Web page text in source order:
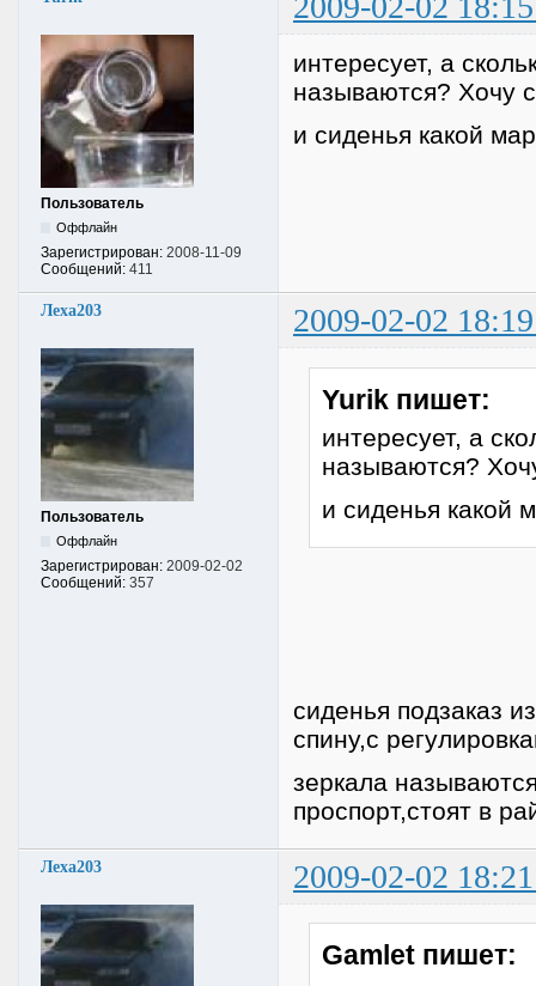
Пользователь
Оффлайн
Зарегистрирован: 2008-11-09
Сообщений: 411
интересует, а
называются? Хочу
и сиденья какой
Леха203 2009-02-02
Пользователь
Оффлайн
Зарегистрирован: 2009-02-02
Сообщений: 357
Yurik пишет:
интересует, а
называются?
и сиденья какой
сиденья подзаказ
спину,с
зеркала
проспорт,стоят в
Леха203 2009-02-02
Gamlet пишет: